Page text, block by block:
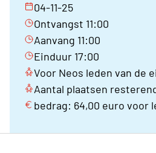
04-11-25
Ontvangst 11:00
Aanvang 11:00
Einduur 17:00
Voor Neos leden van de
Aantal plaatsen
bedrag: 64,00 euro voor